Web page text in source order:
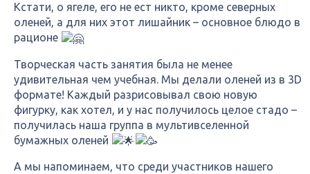
Кстати, о ягеле, его не ест никто, кроме северных
оленей, а для них этот лишайник – основное блюдо в
рационе
Творческая часть занятия была не менее
удивительная чем учебная. Мы делали оленей из в 3D
формате! Каждый разрисовывал свою новую
фигурку, как хотел, и у нас получилось целое стадо –
получилась наша группа в мультивселенной
бумажных оленей
А мы напоминаем, что среди участников нашего